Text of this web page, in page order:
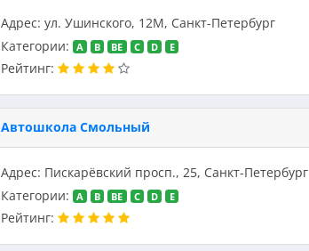
Адрес: ул. Ушинского, 12М, Санкт-Петербург
Категории:
A B BE C D E
Рейтинг:
Автошкола Смольный
Адрес: Пискарёвский просп., 25, Санкт-Петербург
Категории:
A B BE C D E
Рейтинг: